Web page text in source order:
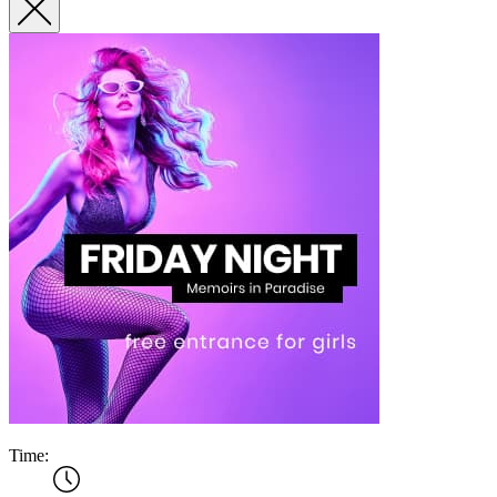
Time: